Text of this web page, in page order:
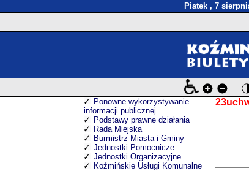
Piatek , 7
Ponowne wykorzystywanie
informacji publicznej
Podstawy prawne działania
Rada Miejska
Burmistrz Miasta i Gminy
Jednostki Pomocnicze
Jednostki Organizacyjne
Koźmińskie Usługi Komunalne